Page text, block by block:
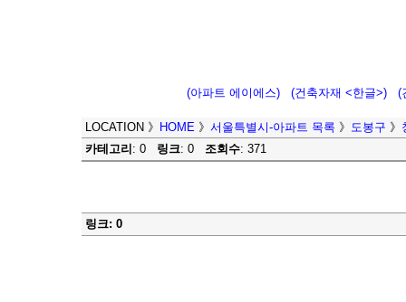
(아파트 에이에스) (건축자재 <한글>) (
LOCATION 》 HOME 》 서울특별시-아파트 목록 》 도봉구 》
카테고리 : 0 링크: 0 조회수: 371
링크: 0